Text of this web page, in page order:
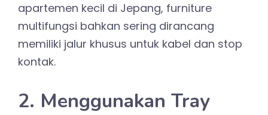
apartemen kecil di Jepang, furniture
multifungsi bahkan sering dirancang
memiliki jalur khusus untuk kabel dan stop
kontak.
2. Menggunakan Tray